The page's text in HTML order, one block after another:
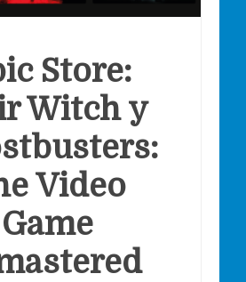
Store:
Witch y
Video
Game